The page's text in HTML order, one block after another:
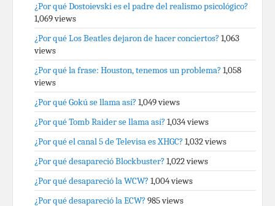
¿Por qué Dostoievski es el padre del realismo psicológico?
1,069 views
¿Por qué Los Beatles dejaron de hacer conciertos? 1,063
views
¿Por qué la frase: Houston, tenemos un problema? 1,058
views
¿Por qué Gokú se llama así? 1,049 views
¿Por qué Tomb Raider se llama así? 1,034 views
¿Por qué el canal 5 de Televisa es XHGC? 1,032 views
¿Por qué desapareció Blockbuster? 1,022 views
¿Por qué desapareció la WCW? 1,004 views
¿Por qué desapareció la ECW? 985 views